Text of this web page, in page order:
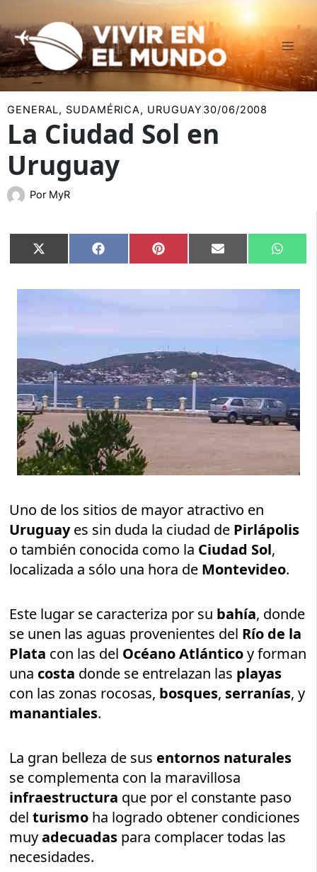
al
contenido
GENERAL, SUDAMÉRICA, URUGUAY 30/06/2008
La Ciudad Sol en
Uruguay
Por MyR
Compartir
en
X
(Twitter)
Compartir
en
Facebook Compartir
en
Pinterest Compartir
en
Email
en
Uno de los sitios de mayor atractivo en
Uruguayes sin duda la ciudad de Pirlápolis
o también conocida como la Ciudad Sol,
localizada a sólo una hora de Montevideo.
Este lugar se caracteriza por su bahía, donde
se unen las aguas provenientes del Río de la
Plata con las del Océano Atlánticoy forman
una costa donde se entrelazan las playas
con las zonas rocosas, bosques, serranías, y
manantiales.
La gran belleza de sus entornos naturales
se complementa con la maravillosa
infraestructura que por el constante paso
delturismo ha logrado obtener condiciones
muyadecuadas para complacer todas las
necesidades.